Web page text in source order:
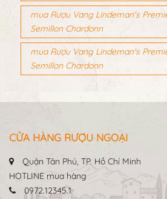
mua Rượu Vang Lindeman's
Semillon Chardonn
mua Rượu Vang Lindeman's
Semillon Chardonn
CỬA HÀNG RƯỢU NGOẠI
Quận Tân Phú, TP. Hồ Chí Minh
HOTLINE mua hàng
0972.12345.1